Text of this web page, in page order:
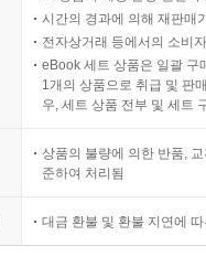
시간의 경과에 의해 재판매
전자상거래 등에서의 소비
eBook 세트 상품은 일괄 구
1개의 상품으로 취급 및 판
우, 세트 상품 전부 및 세트
상품의 불량에 의한 반품,
준하여 처리됨
대금 환불 및 환불 지연에